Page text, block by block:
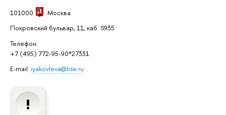
101000
Москва
Покровский бульвар, 11, каб. S935
Телефон:
+7 (495) 772-95-90*27331
E-mail: iyakovleva@hse.ru